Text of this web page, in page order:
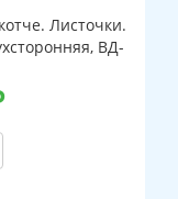
Листочки.
ВД-